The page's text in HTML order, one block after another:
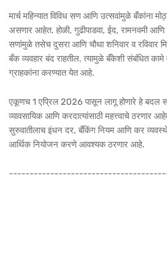
मार्च महिन्यात विविध सण आणि उत्सवांमुळे बँकांना
असणार आहेत. होळी, गुढीपाडवा, ईद, रामनवमी आणि
सणांमुळे तसेच दुसरा आणि चौथा शनिवार व रविवार
बँक व्यवहार बंद राहतील. त्यामुळे बँकेशी संबंधित
ग्राहकांना करण्यात येत आहे.
एकूणच 1 एप्रिल 2026 पासून लागू होणारे हे बदल
व्यावसायिक आणि करदात्यांसाठी महत्त्वाचे ठरणार
सुरुवातीलाच इंधन दर, बँकिंग नियम आणि कर
आर्थिक नियोजन करणे आवश्यक ठरणार आहे.